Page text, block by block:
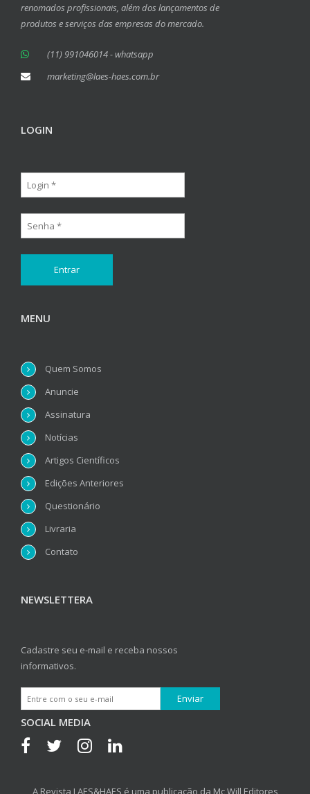
renomados profissionais, além dos lançamentos de
produtos e serviços das empresas do mercado.
(11) 991046014 - whatsapp
marketing@laes-haes.com.br
LOGIN
MENU
Quem Somos
Anuncie
Assinatura
Notícias
Artigos Científicos
Edições Anteriores
Questionário
Livraria
Contato
NEWSLETTERA
Cadastre seu e-mail e receba nossos
informativos.
SOCIAL MEDIA